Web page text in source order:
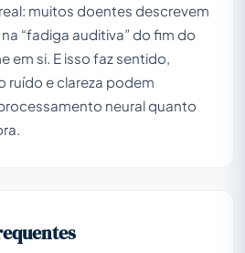
muitos doentes descrevem
“fadiga auditiva” do fim do
em si. E isso faz sentido,
ruído e clareza podem
neural quanto